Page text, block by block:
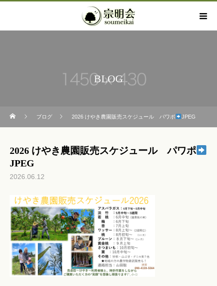
BLOG
ブログ 2026 けやき農園販売スケジュール パワポ JPEG
2026 けやき農園販売スケジュール パワポ
JPEG
2026.06.12